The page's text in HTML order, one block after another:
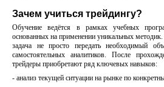
Зачем учиться трейдингу?
Обучение ведётся в рамках учебных
основанных на применении уникальных
задача не просто передать необходимый
самостоятельных аналитиков. После
трейдеры приобретают ряд ключевых навыков:
- анализ текущей ситуации на рынке по